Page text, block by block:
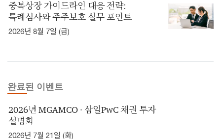
중복상장 가이드라인 대응 전략: ​
특례심사와 주주보호 실무 포인트
2026년 8월 7일 (금)
완료된 이벤트
2026년 MGAMCO ∙ 삼일PwC 채권 투자
설명회
2026년 7월 21일 (화)